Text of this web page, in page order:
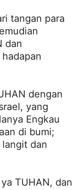
tangan para
dan
dengan
yang
Engkau
di bumi;
dan
TUHAN, dan